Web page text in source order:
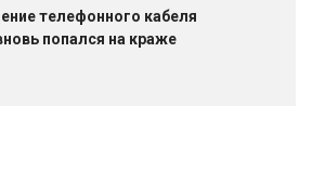
телефонного кабеля
попался на краже